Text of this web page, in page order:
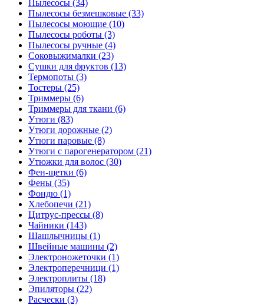
Пылесосы (34)
Пылесосы безмешковые (33)
Пылесосы моющие (10)
Пылесосы роботы (3)
Пылесосы ручные (4)
Соковыжималки (23)
Сушки для фруктов (13)
Термопоты (3)
Тостеры (25)
Триммеры (6)
Триммеры для ткани (6)
Утюги (83)
Утюги дорожные (2)
Утюги паровые (8)
Утюги с парогенератором (21)
Утюжки для волос (30)
Фен-щетки (6)
Фены (35)
Фондю (1)
Хлебопечи (21)
Цитрус-прессы (8)
Чайники (143)
Шашлычницы (1)
Швейные машины (2)
Электроножеточки (1)
Электроперечници (1)
Электроплиты (18)
Эпиляторы (22)
Расчески (3)